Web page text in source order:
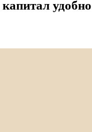
удобно